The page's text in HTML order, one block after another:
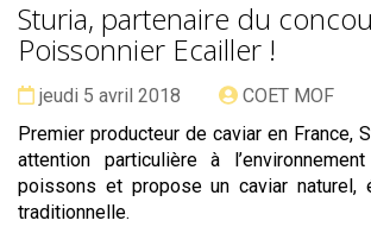
Sturia, partenaire du
Poissonnier Ecailler !
Date :
jeudi 5 avril 2018
Publié
par
COET MOF
Premier producteur de caviar en France,
attention particulière à
poissons et propose un caviar naturel,
traditionnelle.